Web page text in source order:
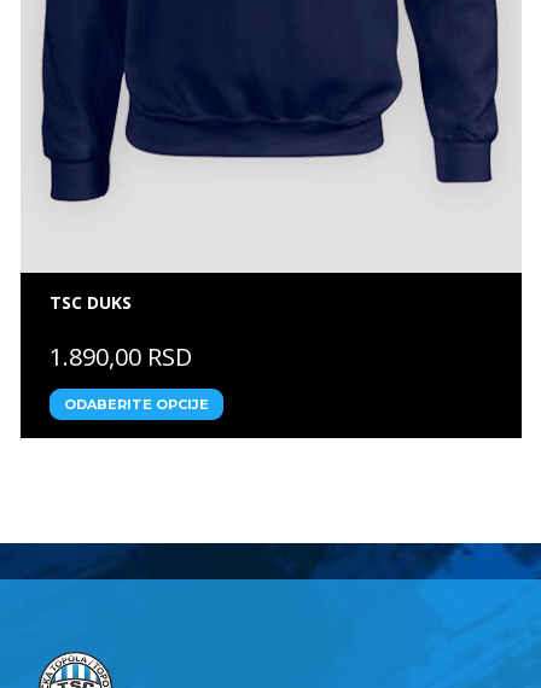
TSC DUKS
1.890,00 RSD
ODABERITE OPCIJE